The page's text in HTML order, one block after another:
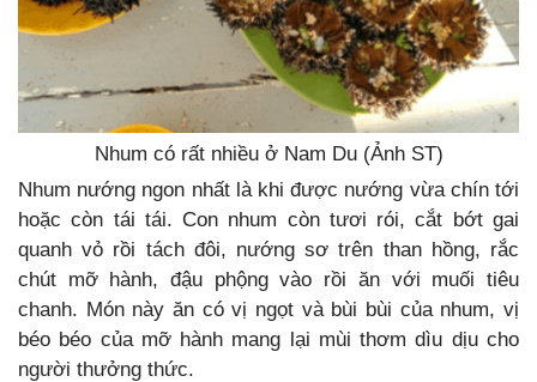
Nhum có rất nhiều ở Nam Du (Ảnh ST)
Nhum nướng ngon nhất là khi được nướng vừa chín tới
hoặc còn tái tái. Con nhum còn tươi rói, cắt bớt gai
quanh vỏ rồi tách đôi, nướng sơ trên than hồng, rắc
chút mỡ hành, đậu phộng vào rồi ăn với muối tiêu
chanh. Món này ăn có vị ngọt và bùi bùi của nhum, vị
béo béo của mỡ hành mang lại mùi thơm dìu dịu cho
người thưởng thức.